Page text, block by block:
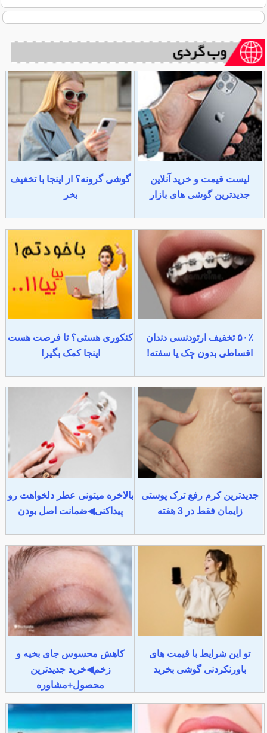
لیست قیمت و خرید آنلاین
جدیدترین گوشی های بازار
گوشی گرونه؟ از اینجا با تخغیف
بخر
۵۰٪ تخفیف ارتودنسی دندان
اقساطی بدون چک یا سفته!
کنکوری هستی؟ تا فرصت هست
اینجا کمک بگیر!
جدیدترین کرم رفع ترک پوستی
زایمان فقط در 3 هفته
بالاخره میتونی عطر دلخواهت رو
پیداکنی◀ضمانت اصل بودن
تو این شرایط با قیمت های
باورنکردنی گوشی بخرید
کاهش محسوس جای بخیه و
زخم◀خرید جدیدترین
محصول+مشاوره